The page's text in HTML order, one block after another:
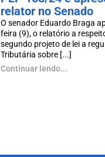
relator no Senado
O senador Eduardo Braga
feira (9), o relatório a
segundo projeto de lei a
Tributária sobre [...]
Continuar lendo...